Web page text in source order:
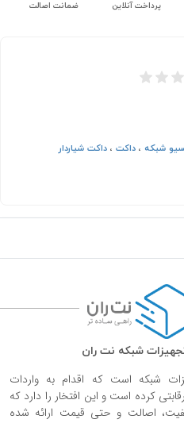
پرداخت آنلاین ضمانت اصالت
شبکه ، داکت ، داکت شیاردار
شبکه نت ران
شبکه است که اقدام به واردات
کرده است و این افتخار را دارد که
اصالت و حتی قیمت ارائه شده